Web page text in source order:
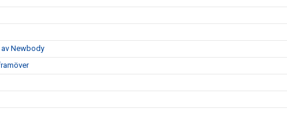
Newbody